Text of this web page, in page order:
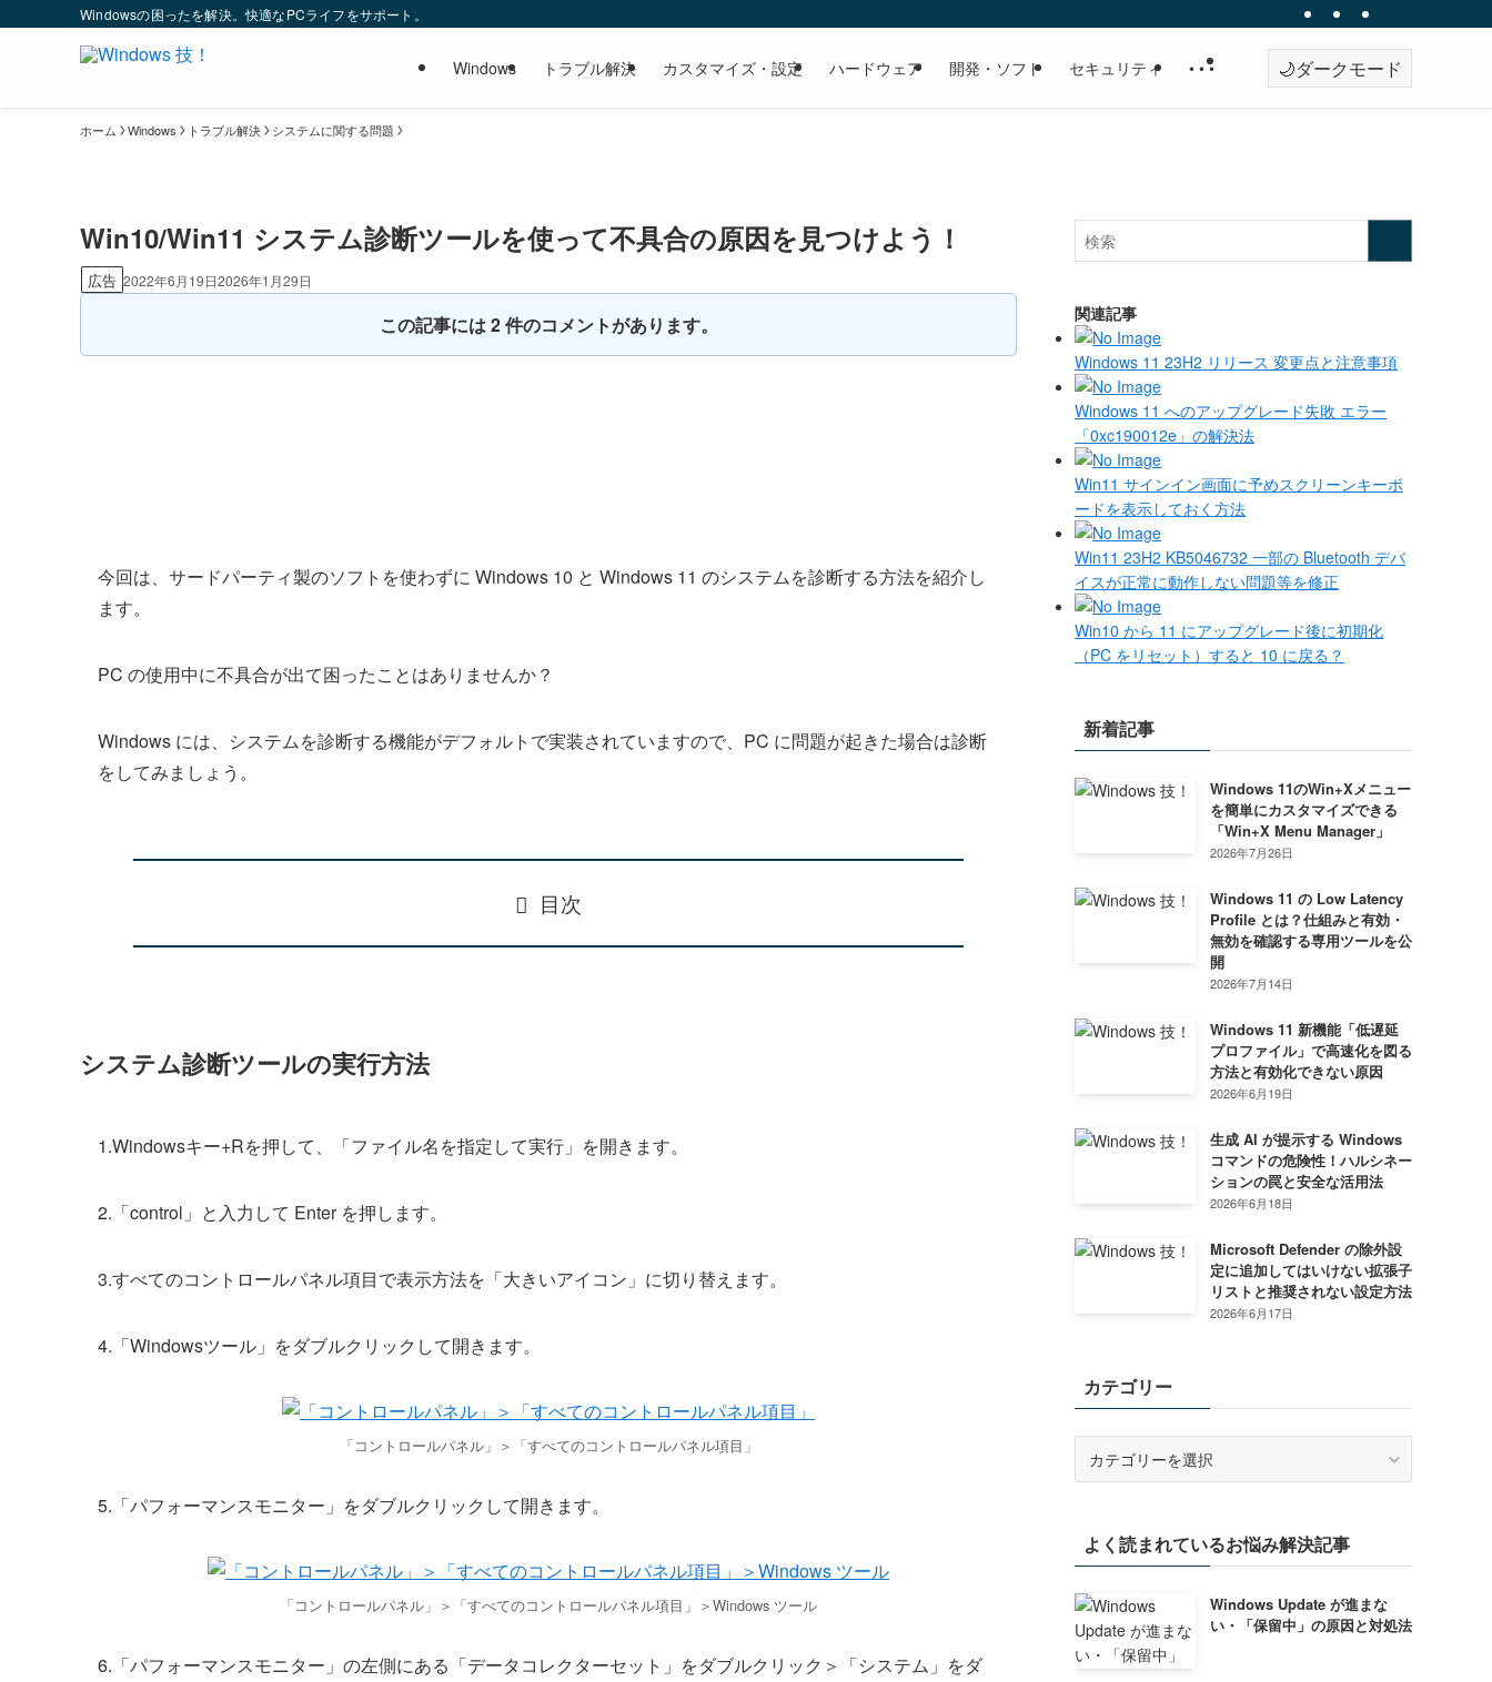
Windowsの困ったを解決。快適なPCライフをサポート。
Windows トラブル解決 カスタマイズ・設定 ハードウェア 開発・ソフト セキュリティ • • • 🌙ダークモード
ホーム Windows トラブル解決 システムに関する問題
Win10/Win11 システム診断ツールを使って不具合の原因を見つけよう！
広告 2022年6月19日2026年1月29日
この記事には 2 件のコメントがあります。
今回は、サードパーティ製のソフトを使わずに Windows 10 と Windows 11 のシステムを診断する方法を紹介し
ます。
PC の使用中に不具合が出て困ったことはありませんか？
Windows には、システムを診断する機能がデフォルトで実装されていますので、PC に問題が起きた場合は診断
をしてみましょう。
目次
システム診断ツールの実行方法
1.Windowsキー+Rを押して、「ファイル名を指定して実行」を開きます。
2.「control」と入力して Enter を押します。
3.すべてのコントロールパネル項目で表示方法を「大きいアイコン」に切り替えます。
4.「Windowsツール」をダブルクリックして開きます。
「コントロールパネル」＞「すべてのコントロールパネル項目」
5.「パフォーマンスモニター」をダブルクリックして開きます。
「コントロールパネル」＞「すべてのコントロールパネル項目」＞Windows ツール
6.「パフォーマンスモニター」の左側にある「データコレクターセット」をダブルクリック＞「システム」をダ
関連記事
Windows 11 23H2 リリース 変更点と注意事項
Windows 11 へのアップグレード失敗 エラー
「0xc190012e」の解決法
Win11 サインイン画面に予めスクリーンキーボ
ードを表示しておく方法
Win11 23H2 KB5046732 一部の Bluetooth デバ
イスが正常に動作しない問題等を修正
Win10 から 11 にアップグレード後に初期化
（PC をリセット）すると 10 に戻る？
新着記事
Windows 11のWin+Xメニュー
を簡単にカスタマイズできる
「Win+X Menu Manager」
2026年7月26日
Windows 11 の Low Latency
Profile とは？仕組みと有効・
無効を確認する専用ツールを公
開
2026年7月14日
Windows 11 新機能「低遅延
プロファイル」で高速化を図る
方法と有効化できない原因
2026年6月19日
生成 AI が提示する Windows
コマンドの危険性！ハルシネー
ションの罠と安全な活用法
2026年6月18日
Microsoft Defender の除外設
定に追加してはいけない拡張子
リストと推奨されない設定方法
2026年6月17日
カテゴリー
ーよく読まれているお悩み解決記事
Windows Update が進まな
い・「保留中」の原因と対処法